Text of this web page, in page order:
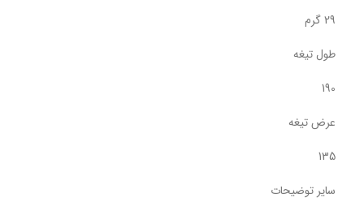
29 گرم
طول تیغه
190
عرض تیغه
135
سایر توضیحات